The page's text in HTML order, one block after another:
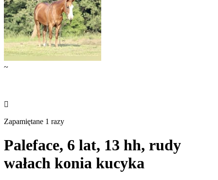
~

Zapamiętane 1 razy
Paleface, 6 lat, 13 hh, rudy
wałach konia kucyka